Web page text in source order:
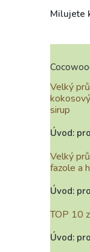
Milujete
Velký
sirup
Úvod:
Velký
fazole a
Úvod:
TOP 10
Úvod: